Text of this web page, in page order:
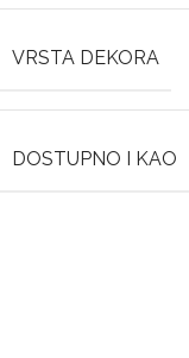
VRSTA DEKORA
DOSTUPNO I KAO